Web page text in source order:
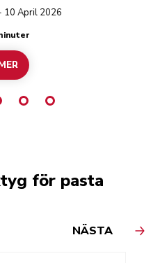
10 April 2026
för pasta
NÄSTA